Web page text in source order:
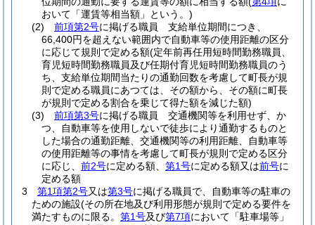
おいて「運賃等相当額」という。)
(2)
前項第2号に掲げる職員 支給単位期間につき、
66,400円を超えない範囲内で自動車等の使用距離の区分
に応じて規則で定める額(定年前再任用短時間勤務職員、
育児短時間勤務職員及び任期付育児短時間勤務職員のう
ち、支給単位期間当たりの通勤回数を考慮して町長が規
則で定める職員にあつては、その額から、その額に町長
が規則で定める割合を乗じて得た額を減じた額)
(3)
前項第3号に掲げる職員 交通機関等を利用せず、か
つ、自動車等を使用しないで徒歩により通勤するものと
した場合の通勤距離、交通機関等の利用距離、自動車等
の使用距離等の事情を考慮して町長が規則で定める区分
に応じ、 前2号に定める額、 第1号に定める額又は前号に
定める額
3
第1項第2号又は第3号に掲げる職員で、自動車等の駐車の
ための施設(その所在地及び利用形態が規則で定める要件を
満たすものに限る。 第1号及び第7項において「駐車場等」